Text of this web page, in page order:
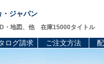
・ジャパン
・地図、他 在庫15000タイトル
ログ請求 ご注文方法